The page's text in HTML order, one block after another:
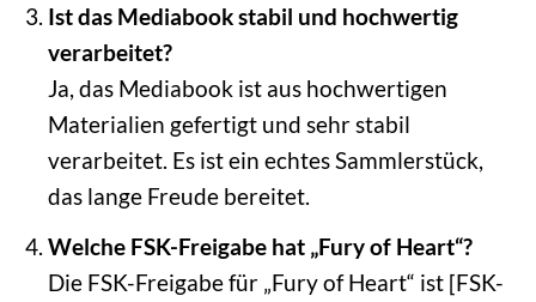
Ist das Mediabook stabil und hochwertig
verarbeitet?
Ja, das Mediabook ist aus hochwertigen
Materialien gefertigt und sehr stabil
verarbeitet. Es ist ein echtes Sammlerstück,
das lange Freude bereitet.
Welche FSK-Freigabe hat „Fury of Heart“?
Die FSK-Freigabe für „Fury of Heart“ ist [FSK-